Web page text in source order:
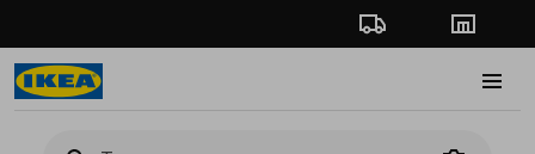
Проследяване на